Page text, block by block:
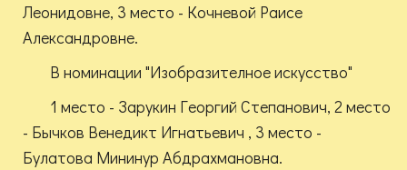
Леонидовне, 3 место - Кочневой Раисе
Александровне.
В номинации "Изобразителное искусство"
1 место - Зарукин Георгий Степанович, 2 место
- Бычков Венедикт Игнатьевич , 3 место -
Булатова Мининур Абдрахмановна.